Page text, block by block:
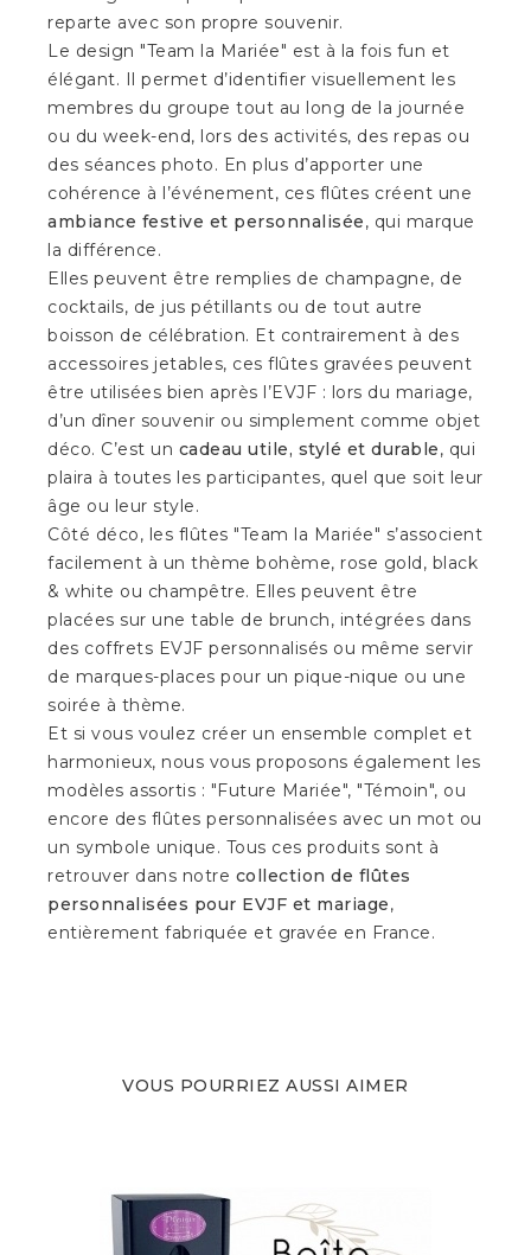
reparte avec son propre souvenir.
Le design "Team la Mariée" est à la fois fun et
élégant. Il permet d’identifier visuellement les
membres du groupe tout au long de la journée
ou du week-end, lors des activités, des repas ou
des séances photo. En plus d’apporter une
cohérence à l’événement, ces flûtes créent une
ambiance festive et personnalisée, qui marque
la différence.
Elles peuvent être remplies de champagne, de
cocktails, de jus pétillants ou de tout autre
boisson de célébration. Et contrairement à des
accessoires jetables, ces flûtes gravées peuvent
être utilisées bien après l’EVJF : lors du mariage,
d’un dîner souvenir ou simplement comme objet
déco. C’est un cadeau utile, stylé et durable, qui
plaira à toutes les participantes, quel que soit leur
âge ou leur style.
Côté déco, les flûtes "Team la Mariée" s’associent
facilement à un thème bohème, rose gold, black
& white ou champêtre. Elles peuvent être
placées sur une table de brunch, intégrées dans
des coffrets EVJF personnalisés ou même servir
de marques-places pour un pique-nique ou une
soirée à thème.
Et si vous voulez créer un ensemble complet et
harmonieux, nous vous proposons également les
modèles assortis : "Future Mariée", "Témoin", ou
encore des flûtes personnalisées avec un mot ou
un symbole unique. Tous ces produits sont à
retrouver dans notre collection de flûtes
personnalisées pour EVJF et mariage,
entièrement fabriquée et gravée en France.
VOUS POURRIEZ AUSSI AIMER